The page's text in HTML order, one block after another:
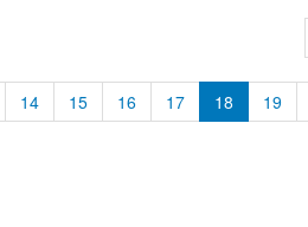
14 15 16 17 18 19